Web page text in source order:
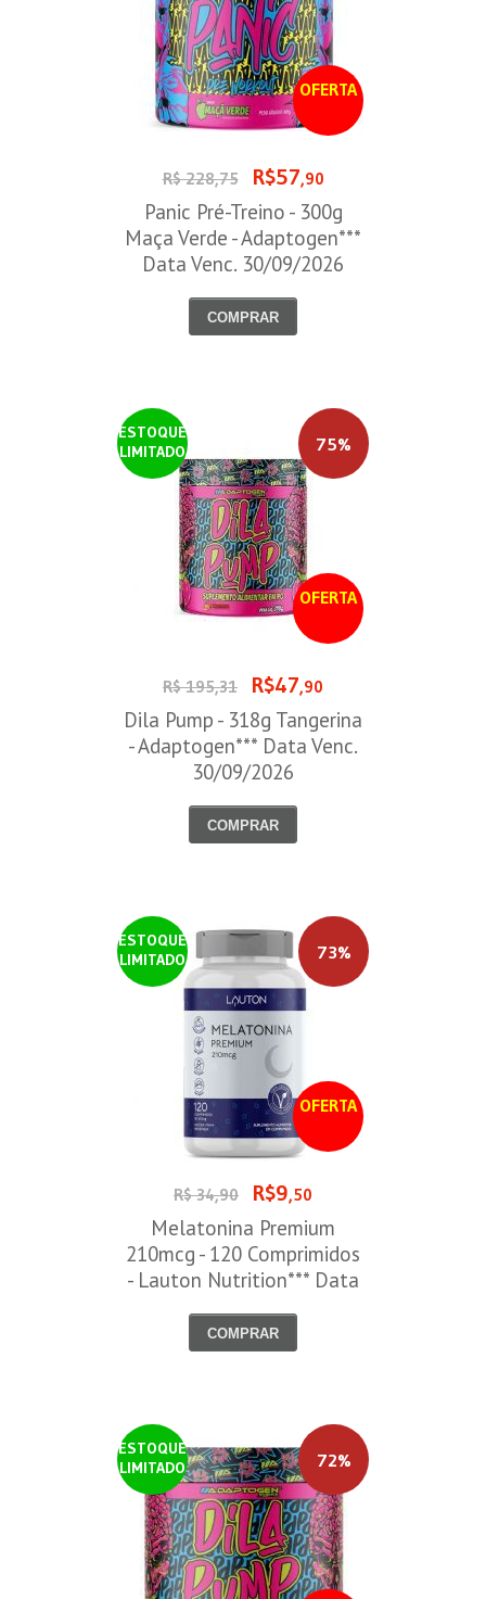
OFERTA
R$ 228,75 R$57,90
Panic Pré-Treino - 300g
Maça Verde - Adaptogen***
Data Venc. 30/09/2026
COMPRAR
ESTOQUE
LIMITADO
OFERTA
75%
R$ 195,31 R$47,90
Dila Pump - 318g Tangerina
- Adaptogen*** Data Venc.
30/09/2026
COMPRAR
ESTOQUE
LIMITADO
OFERTA
73%
R$ 34,90 R$9,50
Melatonina Premium
210mcg - 120 Comprimidos
- Lauton Nutrition*** Data
COMPRAR
ESTOQUE
LIMITADO
72%